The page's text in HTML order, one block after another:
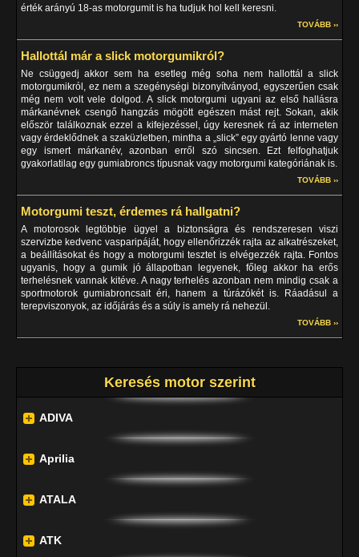
érték arányú 18-as motorgumit is ha tudjuk hol kell keresni.
TOVÁBB ››
Hallottál már a slick motorgumikról?
Ne csüggedj akkor sem ha esetleg még soha nem hallottál a slick
motorgumikról, ez nem a szegénységi bizonyítványod, egyszerűen csak
még nem volt vele dolgod. A slick motorgumi ugyani az első hallásra
márkanévnek csengő hangzás mögött egészen mást rejt. Sokan, akik
először találkoznak ezzel a kifejezéssel, úgy keresnek rá az interneten
vagy érdeklődnek a szaküzletben, mintha a „slick” egy gyártó lenne vagy
egy ismert márkanév, azonban erről szó sincsen. Ezt felfoghatjuk
gyakorlatilag egy gumiabroncs típusnak vagy motorgumi kategóriának is.
TOVÁBB ››
Motorgumi teszt, érdemes rá hallgatni?
A motorosok legtöbbje ügyel a biztonságra és rendszeresen viszi
szervizbe kedvenc vasparipáját, hogy ellenőrizzék rajta az alkatrészeket,
a beállításokat és hogy a motorgumi tesztet is elvégezzék rajta. Fontos
ugyanis, hogy a gumik jó állapotban legyenek, főleg akkor ha erős
terhelésnek vannak kitéve. A nagy terhelés azonban nem mindig csak a
sportmotorok gumiabroncsait éri, hanem a túrázókét is. Ráadásul a
terepviszonyok, az időjárás és a súly is amely rá nehezül.
TOVÁBB ››
Keresés motor szerint
ADIVA
Aprilia
ATALA
ATK